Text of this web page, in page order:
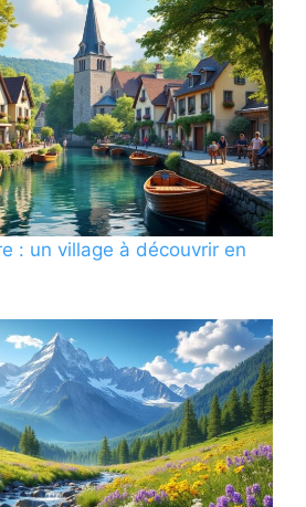
: un village à découvrir en